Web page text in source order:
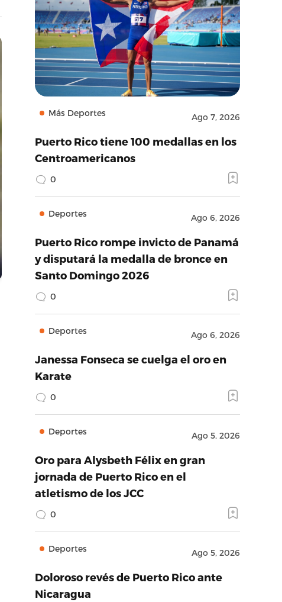
Más Deportes Ago 7, 2026
Puerto Rico tiene 100 medallas en los
Centroamericanos
0
Deportes Ago 6, 2026
Puerto Rico rompe invicto de Panamá
y disputará la medalla de bronce en
Santo Domingo 2026
0
Deportes Ago 6, 2026
Janessa Fonseca se cuelga el oro en
Karate
0
Deportes Ago 5, 2026
Oro para Alysbeth Félix en gran
jornada de Puerto Rico en el
atletismo de los JCC
0
Deportes Ago 5, 2026
Doloroso revés de Puerto Rico ante
Nicaragua